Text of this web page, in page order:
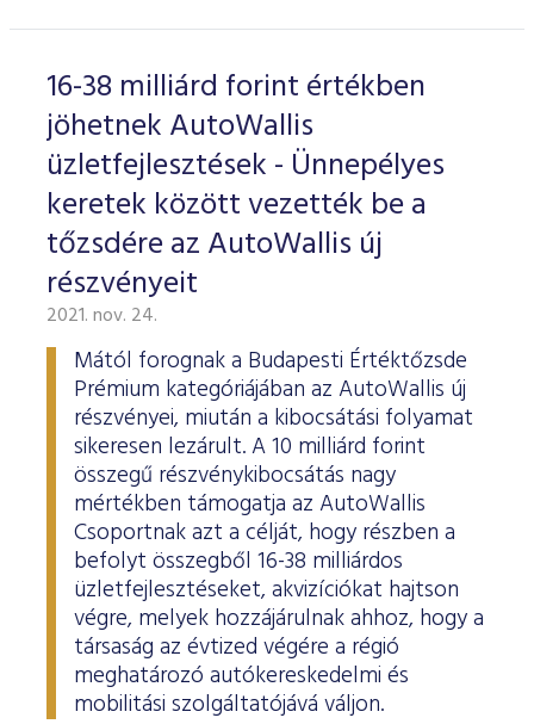
16-38 milliárd forint értékben
jöhetnek AutoWallis
üzletfejlesztések - Ünnepélyes
keretek között vezették be a
tőzsdére az AutoWallis új
részvényeit
2021. nov. 24.
Mától forognak a Budapesti Értéktőzsde
Prémium kategóriájában az AutoWallis új
részvényei, miután a kibocsátási folyamat
sikeresen lezárult. A 10 milliárd forint
összegű részvénykibocsátás nagy
mértékben támogatja az AutoWallis
Csoportnak azt a célját, hogy részben a
befolyt összegből 16-38 milliárdos
üzletfejlesztéseket, akvizíciókat hajtson
végre, melyek hozzájárulnak ahhoz, hogy a
társaság az évtized végére a régió
meghatározó autókereskedelmi és
mobilitási szolgáltatójává váljon.